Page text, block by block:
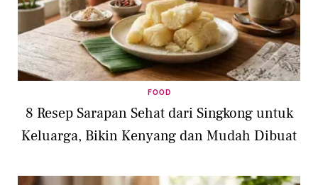
FOOD
8 Resep Sarapan Sehat dari Singkong untuk
Keluarga, Bikin Kenyang dan Mudah Dibuat